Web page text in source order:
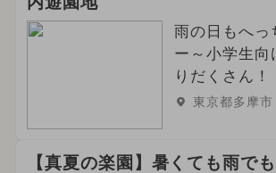
雨の日もへっ
ー～小学生向
りだくさん！
東京都多摩市
【真夏の楽園】暑くても雨で